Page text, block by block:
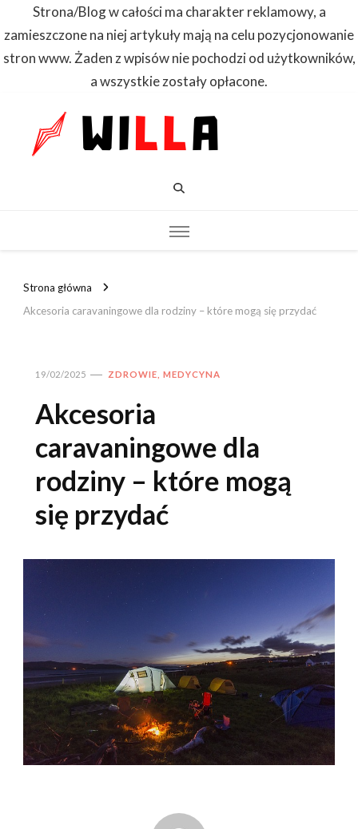
Strona/Blog w całości ma charakter reklamowy, a
zamieszczone na niej artykuły mają na celu pozycjonowanie
stron www. Żaden z wpisów nie pochodzi od użytkowników,
a wszystkie zostały opłacone.
Strona główna
Akcesoria caravaningowe dla rodziny – które mogą się przydać
19/02/2025 ZDROWIE, MEDYCYNA
Akcesoria
caravaningowe dla
rodziny – które mogą
się przydać